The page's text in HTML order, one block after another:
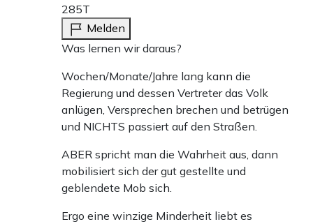
285T
Melden
Was lernen wir daraus?
Wochen/Monate/Jahre lang kann die
Regierung und dessen Vertreter das Volk
anlügen, Versprechen brechen und betrügen
und NICHTS passiert auf den Straßen.
ABER spricht man die Wahrheit aus, dann
mobilisiert sich der gut gestellte und
geblendete Mob sich.
Ergo eine winzige Minderheit liebt es